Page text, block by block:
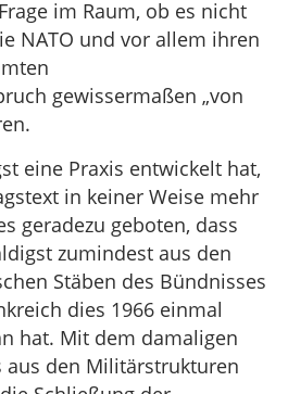
im Raum, ob es nicht
NATO und vor allem ihren
gewissermaßen „von
eine Praxis entwickelt hat,
in keiner Weise mehr
geradezu geboten, dass
zumindest aus den
Stäben des Bündnisses
dies 1966 einmal
hat. Mit dem damaligen
aus den Militärstrukturen